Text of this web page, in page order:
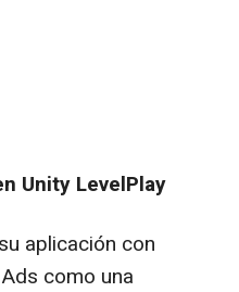
Unity LevelPlay
aplicación con
como una